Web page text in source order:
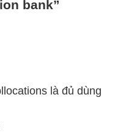
bank”
là đủ dùng